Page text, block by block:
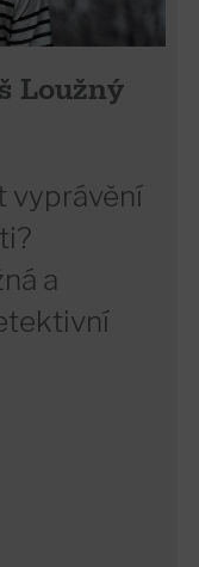
Loužný
vyprávění
a